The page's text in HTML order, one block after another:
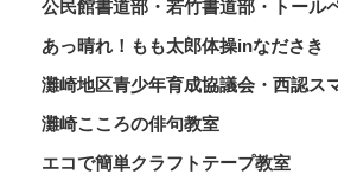
公民館書道部・若竹書道部・トール
あっ晴れ！もも太郎体操inなださき
灘崎地区青少年育成協議会・西認ス
灘崎こころの俳句教室
エコで簡単クラフトテープ教室